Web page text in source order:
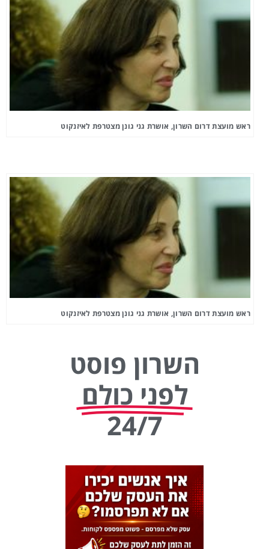
ראש מועצת דרום השרון, אושרת גני גונן מצטרפת לאיזנקוט
ראש מועצת דרום השרון, אושרת גני גונן מצטרפת לאיזנקוט
השרון פוסט
לפני כולם
24/7